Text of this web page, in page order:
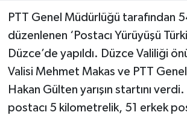
PTT Genel Müdürlüğü tarafından
düzenlenen ‘Postacı Yürüyüşü
Düzce’de yapıldı. Düzce Valiliği
Valisi Mehmet Makas ve PTT
Hakan Gülten yarışın startını verdi.
postacı 5 kilometrelik, 51 erkek